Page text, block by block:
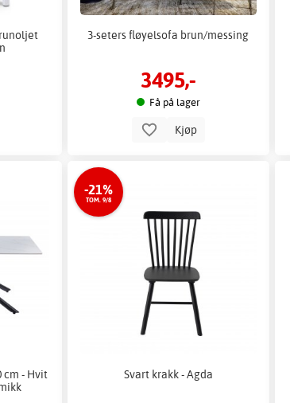
3-seters fløyelsofa brun/messing
3495,-
Få på lager
Kjøp
cm - Hvit
-21%
TOM. 9/8
Svart krakk - Agda